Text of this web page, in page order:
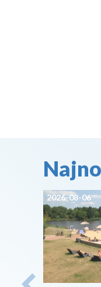
2026-08-06